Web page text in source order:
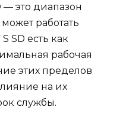
— это диапазон
работать
SD есть как
рабочая
этих пределов
на их
службы.